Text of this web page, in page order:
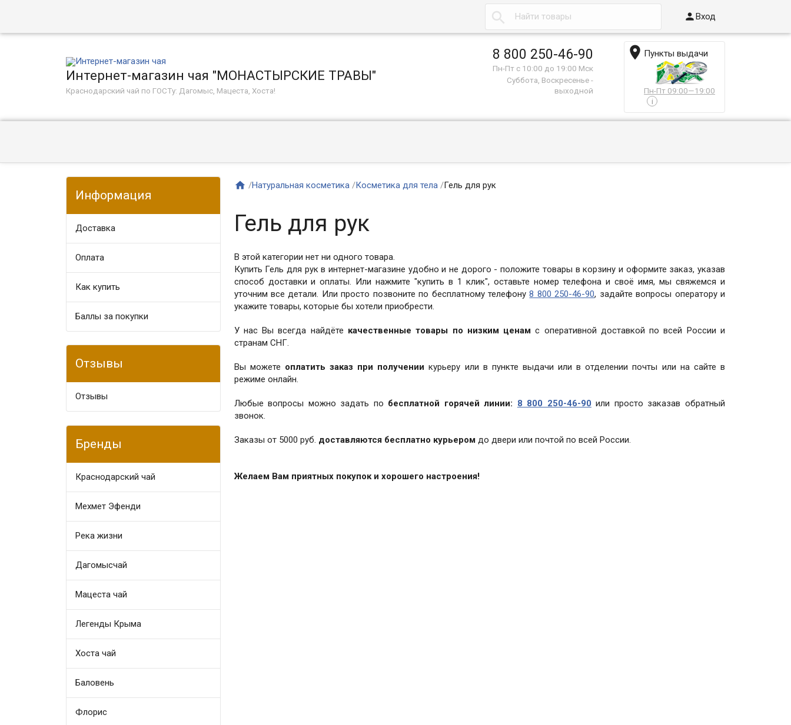
 Вход
Интернет-магазин чая "МОНАСТЫРСКИЕ ТРАВЫ"
Краснодарский чай по ГОСТу: Дагомыс, Мацеста, Хоста!
8 800 250-46-90
Пн-Пт с 10:00 до 19:00 Мск
Суббота, Воскресенье -
выходной
 Пункты выдачи
Пн-Пт 09:00—19:00
i
Информация
Доставка
Оплата​
Как купить
Баллы за покупки
Отзывы
Отзывы
Бренды
Краснодарский чай
Мехмет Эфенди
Река жизни
Дагомысчай
Мацеста чай
Легенды Крыма
Хоста чай
Баловень
Флорис
 /Натуральная косметика /Косметика для тела /Гель для рук
Гель для рук
В этой категории нет ни одного товара.
Купить Гель для рук в интернет-магазине удобно и не дорого - положите товары в корзину и оформите заказ, указав
способ доставки и оплаты. Или нажмите "купить в 1 клик", оставьте номер телефона и своё имя, мы свяжемся и
уточним все детали. Или просто позвоните по бесплатному телефону8 800 250-46-90, задайте вопросы оператору и
укажите товары, которые бы хотели приобрести.
У нас Вы всегда найдёте качественные товары по низким ценам с оперативной доставкой по всей России и
странам СНГ.
Вы можете оплатить заказ при получении курьеру или в пункте выдачи или в отделении почты или на сайте в
режиме онлайн.
Любые вопросы можно задать по бесплатной горячей линии: 8 800 250-46-90 или просто заказав обратный
звонок.
Заказы от 5000 руб. доставляются бесплатно курьеромдо двери или почтой по всей России.
Желаем Вам приятных покупок и хорошего настроения!